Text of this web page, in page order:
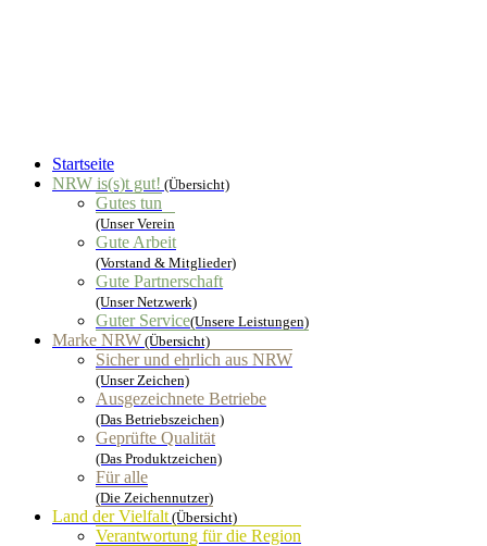
Startseite
NRW is(s)t gut! (Übersicht)
Gutes tun
(Unser Verein
Gute Arbeit
(Vorstand & Mitglieder)
Gute Partnerschaft
(Unser Netzwerk)
Guter Service(Unsere Leistungen)
Marke NRW (Übersicht)
Sicher und ehrlich aus NRW
(Unser Zeichen)
Ausgezeichnete Betriebe
(Das Betriebszeichen)
Geprüfte Qualität
(Das Produktzeichen)
Für alle
(Die Zeichennutzer)
Land der Vielfalt(Übersicht)
Verantwortung für die Region